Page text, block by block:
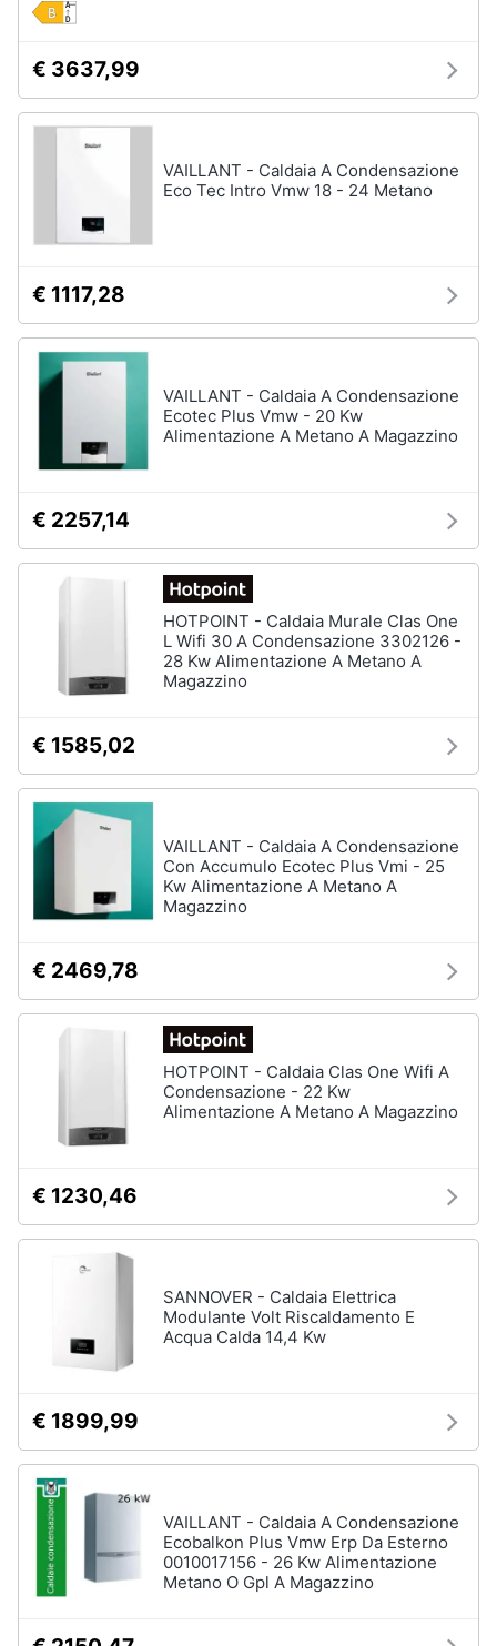
€ 3637,99
VAILLANT - Caldaia A Condensazione
Eco Tec Intro Vmw 18 - 24 Metano
€ 1117,28
VAILLANT - Caldaia A Condensazione
Ecotec Plus Vmw - 20 Kw
Alimentazione A Metano A Magazzino
€ 2257,14
HOTPOINT - Caldaia Murale Clas One
L Wifi 30 A Condensazione 3302126 -
28 Kw Alimentazione A Metano A
Magazzino
€ 1585,02
VAILLANT - Caldaia A Condensazione
Con Accumulo Ecotec Plus Vmi - 25
Kw Alimentazione A Metano A
Magazzino
€ 2469,78
HOTPOINT - Caldaia Clas One Wifi A
Condensazione - 22 Kw
Alimentazione A Metano A Magazzino
€ 1230,46
SANNOVER - Caldaia Elettrica
Modulante Volt Riscaldamento E
Acqua Calda 14,4 Kw
€ 1899,99
VAILLANT - Caldaia A Condensazione
Ecobalkon Plus Vmw Erp Da Esterno
0010017156 - 26 Kw Alimentazione
Metano O Gpl A Magazzino